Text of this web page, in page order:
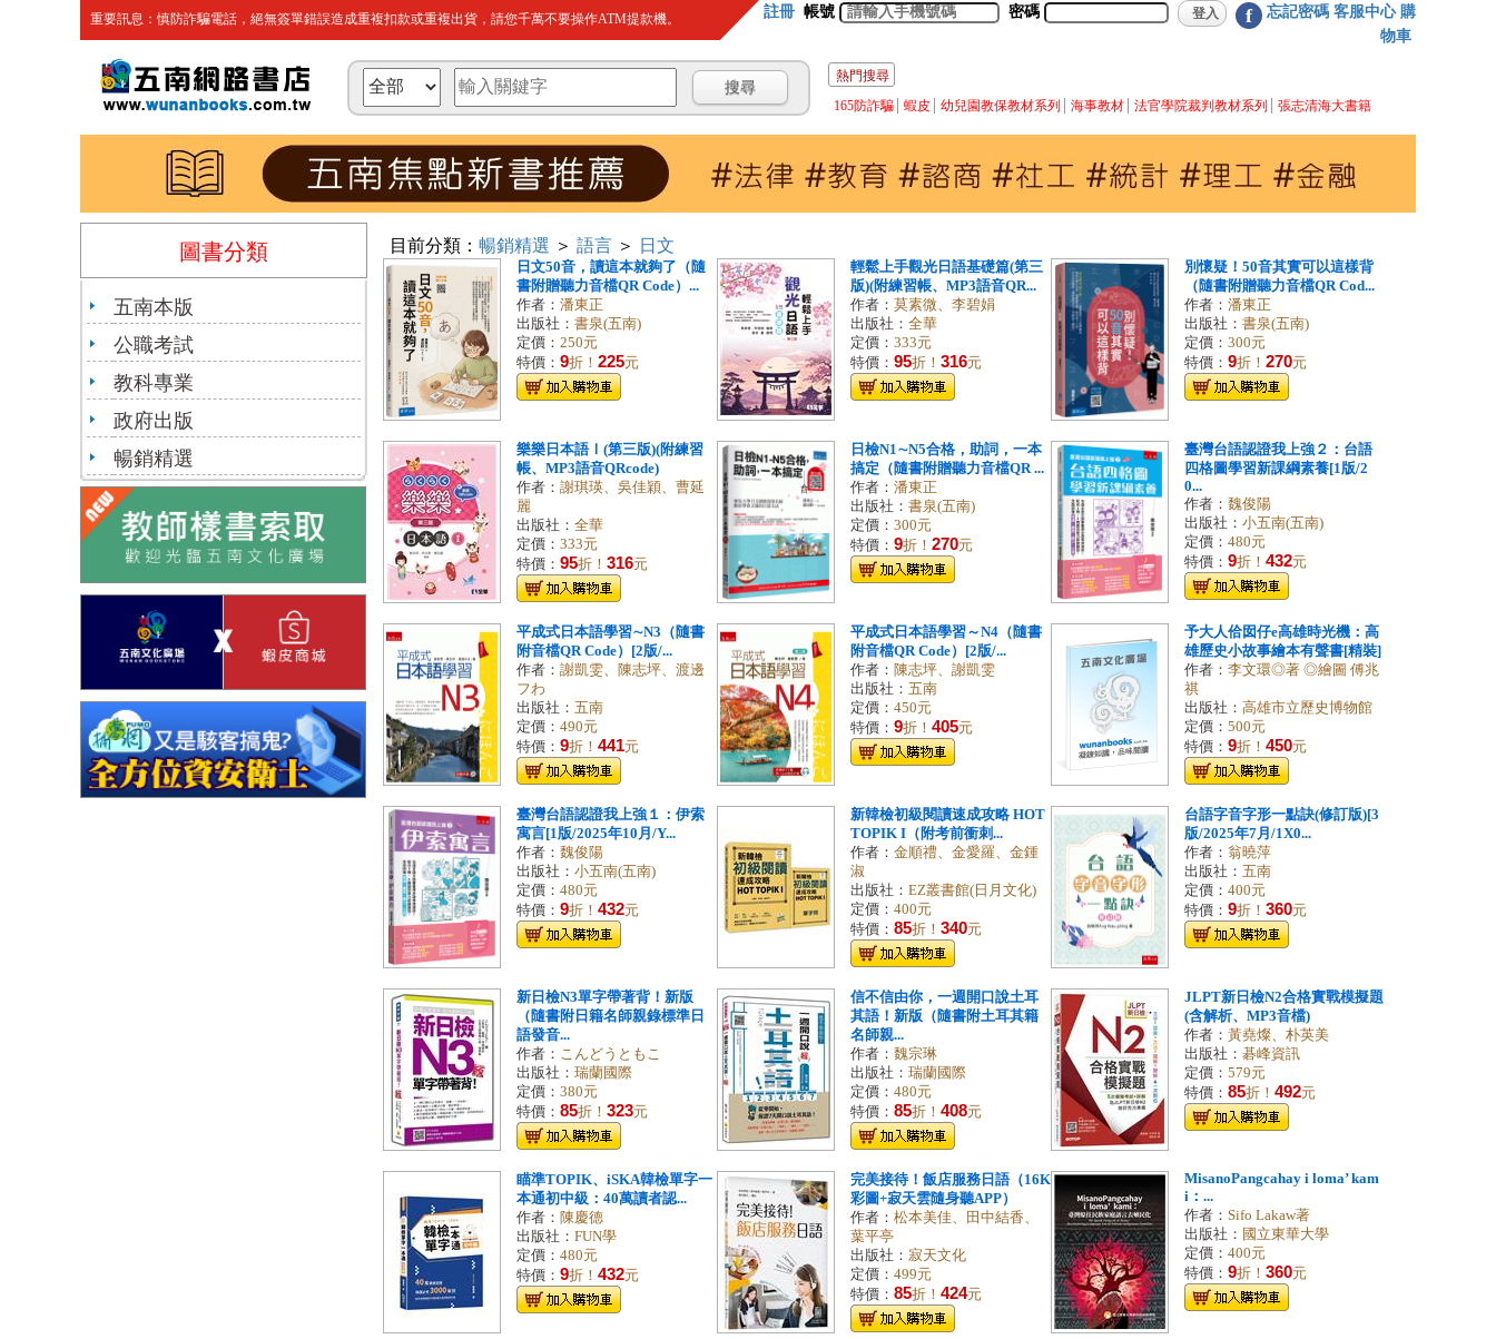
重要訊息：慎防詐騙電話，絕無簽單錯誤造成重複扣款或重複出貨，請您千萬不要操作ATM提款機。 註冊 帳號 密碼 f 忘記密碼 客服中心 購
物車
熱門搜尋
165防詐騙
蝦皮 幼兒園教保教材系列 海事教材 法官學院裁判教材系列 張志清海大書籍
圖書分類
五南本版
公職考試
教科專業
政府出版
暢銷精選
目前分類： 暢銷精選 ＞ 語言 ＞ 日文
日文50音，讀這本就夠了（隨
書附贈聽力音檔QR Code）...
作者： 潘東正
出版社： 書泉(五南)
定價： 250元
特價： 9折！ 225元
輕鬆上手觀光日語基礎篇(第三
版)(附練習帳、MP3語音QR...
作者： 莫素微、李碧娟
出版社： 全華
定價： 333元
特價： 95折！ 316元
別懷疑！50音其實可以這樣背
（隨書附贈聽力音檔QR Cod...
作者： 潘東正
出版社： 書泉(五南)
定價： 300元
特價： 9折！ 270元
樂樂日本語Ⅰ(第三版)(附練習
帳、MP3語音QRcode)
作者： 謝琪瑛、吳佳穎、曹延
麗
出版社： 全華
定價： 333元
特價： 95折！ 316元
日檢N1∼N5合格，助詞，一本
搞定（隨書附贈聽力音檔QR ...
作者： 潘東正
出版社： 書泉(五南)
定價： 300元
特價： 9折！ 270元
臺灣台語認證我上強２：台語
四格圖學習新課綱素養[1版/2
0...
作者： 魏俊陽
出版社： 小五南(五南)
定價： 480元
特價： 9折！ 432元
平成式日本語學習∼N3（隨書
附音檔QR Code）[2版/...
作者： 謝凱雯、陳志坪、渡邊
フわ
出版社： 五南
定價： 490元
特價： 9折！ 441元
平成式日本語學習～N4（隨書
附音檔QR Code）[2版/...
作者： 陳志坪、謝凱雯
出版社： 五南
定價： 450元
特價： 9折！ 405元
予大人佮囡仔e高雄時光機：高
雄歷史小故事繪本有聲書[精裝]
作者： 李文環◎著 ◎繪圖 傅兆
祺
出版社： 高雄市立歷史博物館
定價： 500元
特價： 9折！ 450元
臺灣台語認證我上強１：伊索
寓言[1版/2025年10月/Y...
作者： 魏俊陽
出版社： 小五南(五南)
定價： 480元
特價： 9折！ 432元
新韓檢初級閱讀速成攻略 HOT
TOPIK I（附考前衝刺...
作者： 金順禮、金愛羅、金鍾
淑
出版社： EZ叢書館(日月文化)
定價： 400元
特價： 85折！ 340元
台語字音字形一點訣(修訂版)[3
版/2025年7月/1X0...
作者： 翁曉萍
出版社： 五南
定價： 400元
特價： 9折！ 360元
新日檢N3單字帶著背！新版
（隨書附日籍名師親錄標準日
語發音...
作者： こんどうともこ
出版社： 瑞蘭國際
定價： 380元
特價： 85折！ 323元
信不信由你，一週開口說土耳
其語！新版（隨書附土耳其籍
名師親...
作者： 魏宗琳
出版社： 瑞蘭國際
定價： 480元
特價： 85折！ 408元
JLPT新日檢N2合格實戰模擬題
(含解析、MP3音檔)
作者： 黃堯燦、朴英美
出版社： 碁峰資訊
定價： 579元
特價： 85折！ 492元
瞄準TOPIK、iSKA韓檢單字一
本通初中級：40萬讀者認...
作者： 陳慶德
出版社： FUN學
定價： 480元
特價： 9折！ 432元
完美接待！飯店服務日語（16K
彩圖+寂天雲隨身聽APP）
作者： 松本美佳、田中結香、
葉平亭
出版社： 寂天文化
定價： 499元
特價： 85折！ 424元
MisanoPangcahay i loma’ kam
i：...
作者： Sifo Lakaw著
出版社： 國立東華大學
定價： 400元
特價： 9折！ 360元